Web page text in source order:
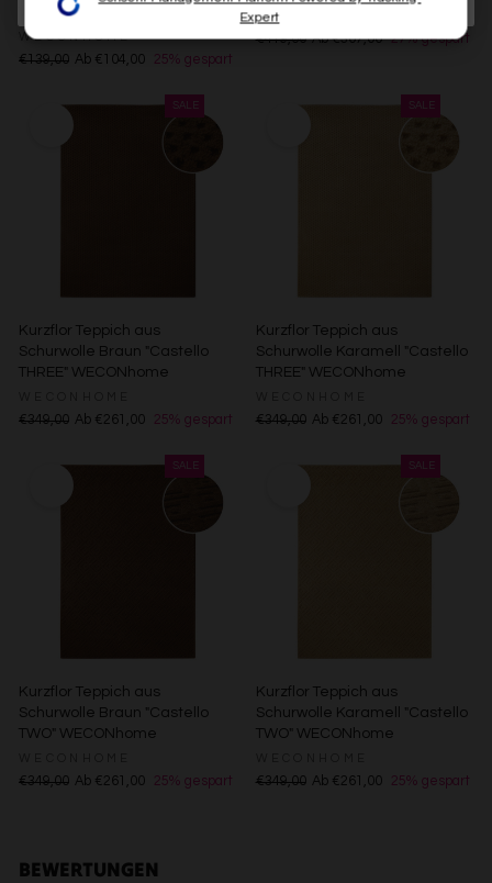
WECONhome
WECONHOME
€139,00 Ab €104,00 25% gespart
WECONHOME
€419,00 Ab €307,00 27% gespart
Kurzflor Teppich aus
Schurwolle Braun "Castello
THREE" WECONhome
€349,00 Ab €261,00 25% gespart
Kurzflor Teppich aus
Schurwolle Karamell "Castello
THREE" WECONhome
€349,00 Ab €261,00 25% gespart
Kurzflor Teppich aus
Schurwolle Braun "Castello
TWO" WECONhome
€349,00 Ab €261,00 25% gespart
Kurzflor Teppich aus
Schurwolle Karamell "Castello
TWO" WECONhome
€349,00 Ab €261,00 25% gespart
BEWERTUNGEN
im Rahmen Ihrer Nutzung der Dienste gesammelt
haben (bspw. Nutzungsdaten anderer Geräte). Ihre
Einwilligung zur Nutzung von Cookies und Pixeln können
Datenschutz-Button links unten klicken und dort die
entsprechenden Anpassungen vornehmen.
Zwecke der Datenverarbeitung durch unsere Partner:
Erstellung von Profilen zur Personalisierung von Inhalten
Verwendung von Profilen zur Auswahl personalisierter
Inhalte
Analyse von Zielgruppen durch Statistiken oder
Entwicklung und Verbesserung der Angebote
Verwendung reduzierter Daten zur Auswahl von Inhalten
Besondere Features:
Expert